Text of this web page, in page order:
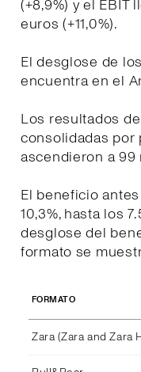
(+8,9%) y el EBIT
euros (+11,0%).
El desglose de
encuentra en el
Los resultados
consolidadas por
ascendieron a
El beneficio
10,3%, hasta los
desglose del
formato se
FORMATO
Zara (Zara and Zara